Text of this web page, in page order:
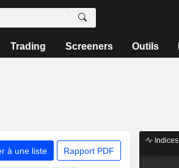
Trading Screeners Outils
à une liste Rapport PDF
Indices